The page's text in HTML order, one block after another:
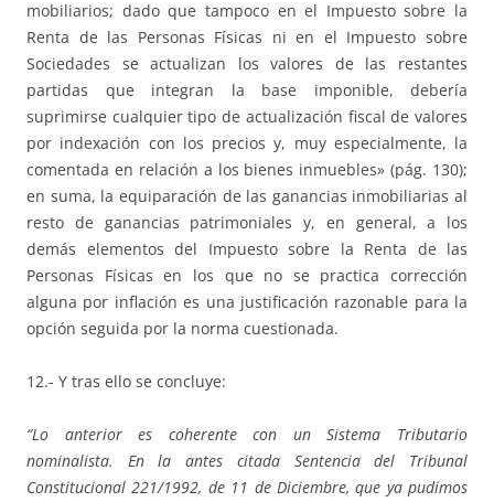
mobiliarios; dado que tampoco en el Impuesto sobre la
Renta de las Personas Físicas ni en el Impuesto sobre
Sociedades se actualizan los valores de las restantes
partidas que integran la base imponible, debería
suprimirse cualquier tipo de actualización fiscal de valores
por indexación con los precios y, muy especialmente, la
comentada en relación a los bienes inmuebles» (pág. 130);
en suma, la equiparación de las ganancias inmobiliarias al
resto de ganancias patrimoniales y, en general, a los
demás elementos del Impuesto sobre la Renta de las
Personas Físicas en los que no se practica corrección
alguna por inflación es una justificación razonable para la
opción seguida por la norma cuestionada.
12.- Y tras ello se concluye:
“Lo anterior es coherente con un Sistema Tributario
nominalista. En la antes citada Sentencia del Tribunal
Constitucional 221/1992, de 11 de Diciembre, que ya pudimos